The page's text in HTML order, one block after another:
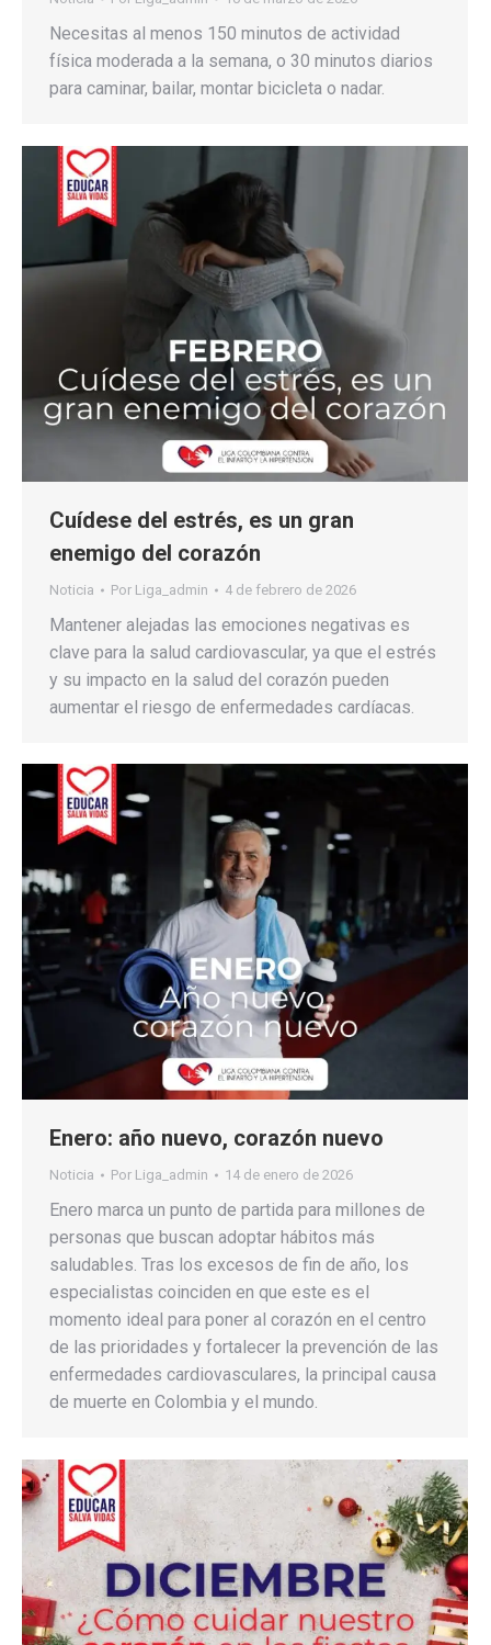
Necesitas al menos 150 minutos de actividad
física moderada a la semana, o 30 minutos diarios
para caminar, bailar, montar bicicleta o nadar.
Cuídese del estrés, es un gran
enemigo del corazón
Noticia Por Liga_admin 4 de febrero de 2026
Mantener alejadas las emociones negativas es
clave para la salud cardiovascular, ya que el estrés
y su impacto en la salud del corazón pueden
aumentar el riesgo de enfermedades cardíacas.
Enero: año nuevo, corazón nuevo
Noticia Por Liga_admin 14 de enero de 2026
Enero marca un punto de partida para millones de
personas que buscan adoptar hábitos más
saludables. Tras los excesos de fin de año, los
especialistas coinciden en que este es el
momento ideal para poner al corazón en el centro
de las prioridades y fortalecer la prevención de las
enfermedades cardiovasculares, la principal causa
de muerte en Colombia y el mundo.